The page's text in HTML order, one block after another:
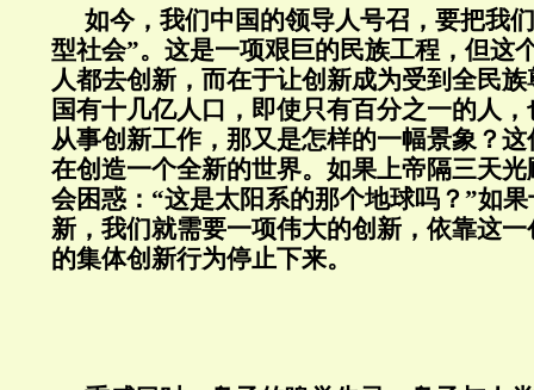
如今，我们中国的领导人号召，要把我
型社会”。这是一项艰巨的民族工程，但这
人都去创新，而在于让创新成为受到全民
国有十几亿人口，即使只有百分之一的人
从事创新工作，那又是怎样的一幅景象？
在创造一个全新的世界。如果上帝隔三天
会困惑：“这是太阳系的那个地球吗？”如
新，我们就需要一项伟大的创新，依靠这
的集体创新行为停止下来。